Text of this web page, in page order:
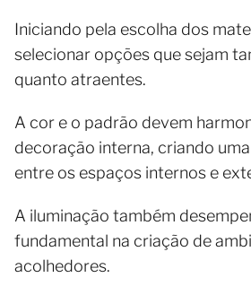
Iniciando pela escolha dos
selecionar opções que sejam
quanto atraentes.
A cor e o padrão devem
decoração interna, criando
entre os espaços internos e
A iluminação também
fundamental na criação de
acolhedores.